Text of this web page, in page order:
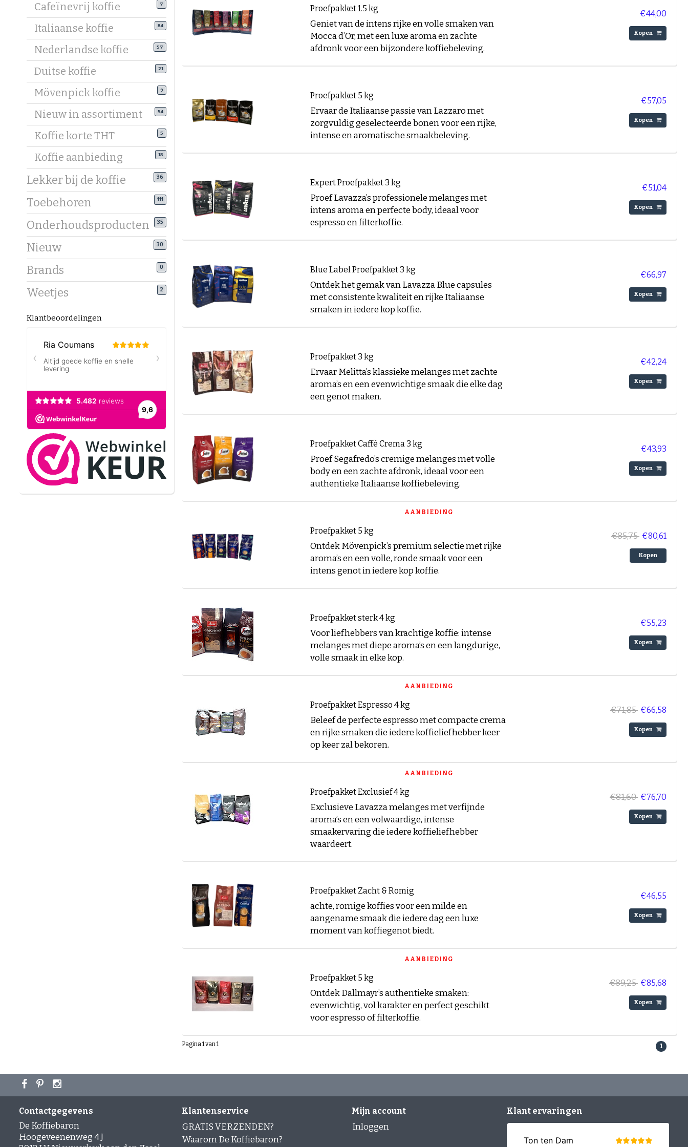
Cafeïnevrij koffie 7
Italiaanse koffie 84
Nederlandse koffie 57
Duitse koffie 21
Mövenpick koffie 9
Nieuw in assortiment 54
Koffie korte THT 5
Koffie aanbieding 18
Lekker bij de koffie 36
Toebehoren 111
Onderhoudsproducten 35
Nieuw 30
Brands 0
Weetjes 2
Klantbeoordelingen
Proefpakket 1.5 kg
Geniet van de intens rijke en volle smaken van
Mocca d’Or, met een luxe aroma en zachte
afdronk voor een bijzondere koffiebeleving.
€44,00
Kopen
Proefpakket 5 kg
Ervaar de Italiaanse passie van Lazzaro met
zorgvuldig geselecteerde bonen voor een rijke,
intense en aromatische smaakbeleving.
€57,05
Kopen
Expert Proefpakket 3 kg
Proef Lavazza’s professionele melanges met
intens aroma en perfecte body, ideaal voor
espresso en filterkoffie.
€51,04
Kopen
Blue Label Proefpakket 3 kg
Ontdek het gemak van Lavazza Blue capsules
met consistente kwaliteit en rijke Italiaanse
smaken in iedere kop koffie.
€66,97
Kopen
Proefpakket 3 kg
Ervaar Melitta’s klassieke melanges met zachte
aroma’s en een evenwichtige smaak die elke dag
een genot maken.
€42,24
Kopen
Proefpakket Caffè Crema 3 kg
Proef Segafredo’s cremige melanges met volle
body en een zachte afdronk, ideaal voor een
authentieke Italiaanse koffiebeleving.
€43,93
Kopen
AANBIEDING
Proefpakket 5 kg
Ontdek Mövenpick’s premium selectie met rijke
aroma’s en een volle, ronde smaak voor een
intens genot in iedere kop koffie.
€85,75 €80,61
Kopen
Proefpakket sterk 4 kg
Voor liefhebbers van krachtige koffie: intense
melanges met diepe aroma’s en een langdurige,
volle smaak in elke kop.
€55,23
Kopen
AANBIEDING
Proefpakket Espresso 4 kg
Beleef de perfecte espresso met compacte crema
en rijke smaken die iedere koffieliefhebber keer
op keer zal bekoren.
€71,85 €66,58
Kopen
AANBIEDING
Proefpakket Exclusief 4 kg
Exclusieve Lavazza melanges met verfijnde
aroma’s en een volwaardige, intense
smaakervaring die iedere koffieliefhebber
waardeert.
€81,60 €76,70
Kopen
Proefpakket Zacht & Romig
achte, romige koffies voor een milde en
aangename smaak die iedere dag een luxe
moment van koffiegenot biedt.
€46,55
Kopen
AANBIEDING
Proefpakket 5 kg
Ontdek Dallmayr’s authentieke smaken:
evenwichtig, vol karakter en perfect geschikt
voor espresso of filterkoffie.
€89,25 €85,68
Kopen
Pagina 1 van 1 1
Contactgegevens
De Koffiebaron
Hoogeveenenweg 4 J
Klantenservice
GRATIS VERZENDEN?
Waarom De Koffiebaron?
Mijn account
Inloggen
Klant ervaringen